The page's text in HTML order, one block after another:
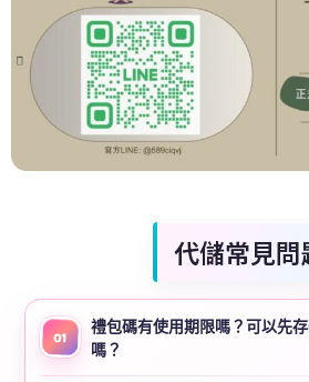
代儲常見問
01
禮包碼有使用期限嗎？可以先
嗎？